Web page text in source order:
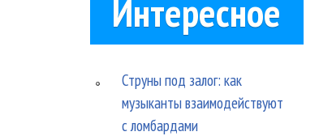
Интересное
Струны под залог: как
музыканты взаимодействуют
с ломбардами